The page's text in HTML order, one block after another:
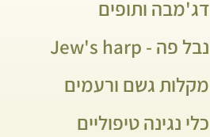
דג'מבה ותופים
נבל פה - Jew's harp
מקלות גשם ורעמים
כלי נגינה טיפוליים